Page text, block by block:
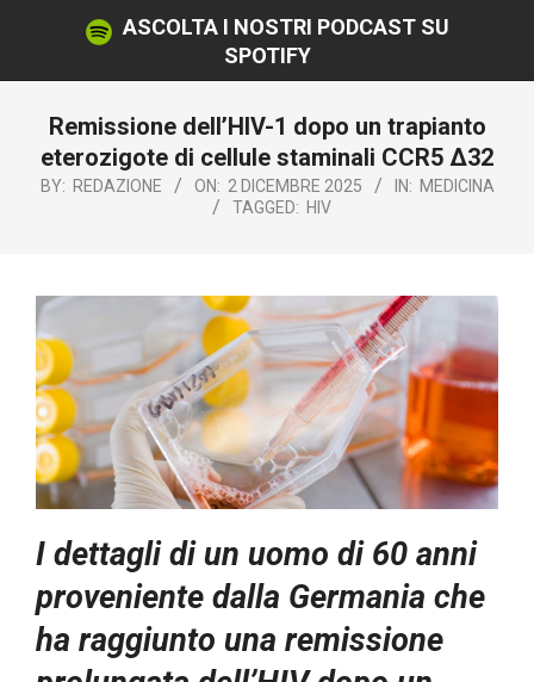
ASCOLTA I NOSTRI PODCAST SU
SPOTIFY
Remissione dell’HIV-1 dopo un trapianto
eterozigote di cellule staminali CCR5 Δ32
BY: REDAZIONE ON: 2 DICEMBRE 2025 IN: MEDICINA
TAGGED: HIV
I dettagli di un uomo di 60 anni
proveniente dalla Germania che
ha raggiunto una remissione